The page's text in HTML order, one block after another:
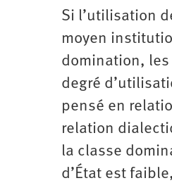
Si l’utilisation
moyen
domination, les
degré
pensé en
relation
la classe
d’État est